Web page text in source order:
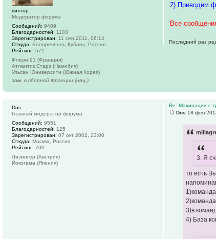
2) Приводим
Все
Последний раз
вихтор
Модератор форума
Сообщений: 9489
Благодарностей: 1103
Зарегистрирован: 11 сен 2011, 06:14
Откуда: Белореченск, Кубань, Россия
Рейтинг: 571
Флёри 91 (Франция)
Атлантик Старз (Намибия)
Ульсан Юниверсити (Южная Корея)
зам. в сборной Франции (нац.)
Re: Махинации с
Dus 18 фев
3. Я
то есть
3)в
4) База
Dus
Главный модератор форума
Сообщений: 9551
Благодарностей: 125
Зарегистрирован: 07 окт 2002, 23:00
Откуда: Москва, Россия
Рейтинг: 700
Лизингер (Австрия)
Йокогама (Япония)